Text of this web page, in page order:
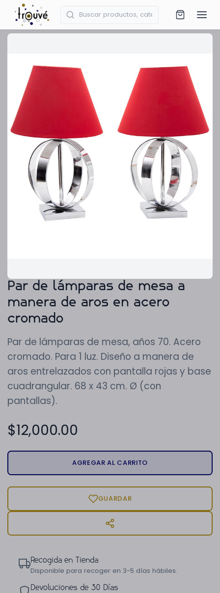
Par de lámparas de mesa a
manera de aros en acero
cromado
Par de lámparas de mesa, años 70. Acero
cromado. Para 1 luz. Diseño a manera de
aros entrelazados con pantalla rojas y base
cuadrangular. 68 x 43 cm. Ø (con
pantallas).
$12,000.00
AGREGAR AL CARRITO
GUARDAR
Recogida en Tienda
Disponible para recoger en 3-5 días hábiles.
Devoluciones de 30 Días